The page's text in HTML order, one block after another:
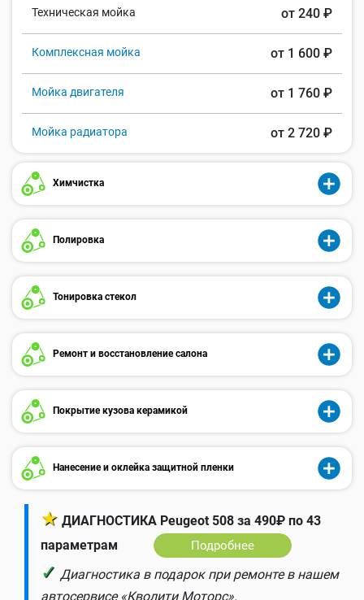
Техническая мойка от 240 ₽
Комплексная мойка от 1 600 ₽
Мойка двигателя от 1 760 ₽
Мойка радиатора от 2 720 ₽
Химчистка
Полировка
Тонировка стекол
Ремонт и восстановление салона
Покрытие кузова керамикой
Нанесение и оклейка защитной пленки
★ ДИАГНОСТИКА Peugeot 508 за 490₽ по 43
параметрам
Подробнее
✓ Диагностика в подарок при ремонте в нашем
автосервисе «Кволити Моторс».